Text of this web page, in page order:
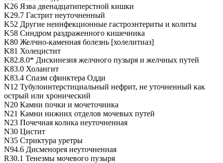
K26 Язва двенадцатиперстной кишки
K29.7 Гастрит неуточненный
K52 Другие неинфекционные гастроэнтериты и колиты
K58 Синдром раздраженного кишечника
K80 Желчно-каменная болезнь [холелитиаз]
K81 Холецистит
K82.8.0* Дискинезия желчного пузыря и желчных путей
K83.0 Холангит
K83.4 Спазм сфинктера Одди
N12 Тубулоинтерстициальный нефрит, не уточненный как
острый или хронический
N20 Камни почки и мочеточника
N21 Камни нижних отделов мочевых путей
N23 Почечная колика неуточненная
N30 Цистит
N35 Стриктура уретры
N94.6 Дисменорея неуточненная
R30.1 Тенезмы мочевого пузыря